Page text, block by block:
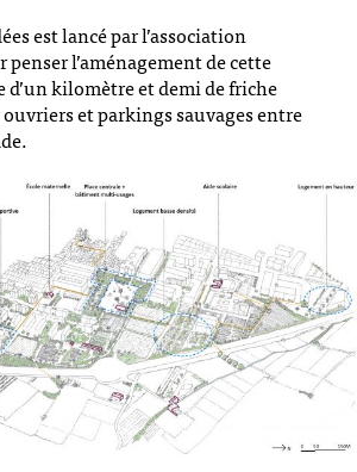
est lancé par l’association
l’aménagement de cette
kilomètre et demi de friche
et parkings sauvages entre